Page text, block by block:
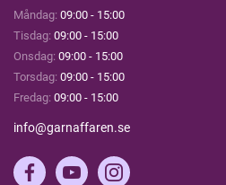
Måndag: 09:00 - 15:00
Tisdag: 09:00 - 15:00
Onsdag: 09:00 - 15:00
Torsdag: 09:00 - 15:00
Fredag: 09:00 - 15:00
info@garnaffaren.se